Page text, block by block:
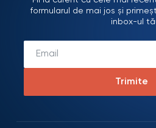
formularul de mai jos și
inbox-ul
Trimite